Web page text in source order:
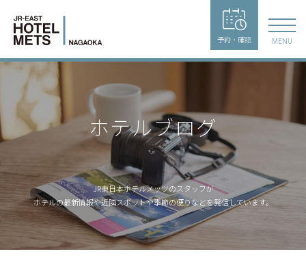
予約・確認 MENU
ホテルブログ
JR東日本ホテルメッツのスタッフが
ホテルの最新情報や近隣スポットや季節の便りなどを発信しています。